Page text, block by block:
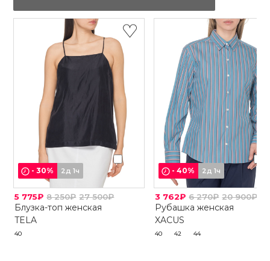
-30% 2д 1ч
5 775₽ 8 250₽ 27 500₽
Блузка-топ женская
TELA
40
-40% 2д 1ч
3 762₽ 6 270₽ 20 900₽
Рубашка женская
XACUS
40 42 44